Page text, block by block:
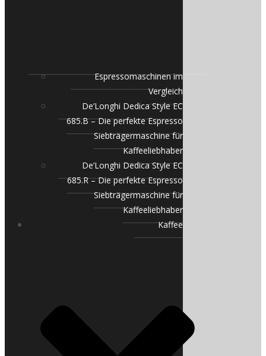
Espressomaschinen im
Vergleich
De’Longhi Dedica Style EC
685.B – Die perfekte Espresso
Siebträgermaschine für
Kaffeeliebhaber
De’Longhi Dedica Style EC
685.R – Die perfekte Espresso
Siebträgermaschine für
Kaffeeliebhaber
Kaffee